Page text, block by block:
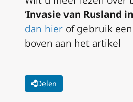
‘Invasie van Rusland
dan hier of gebruik een
boven aan het artikel
Delen